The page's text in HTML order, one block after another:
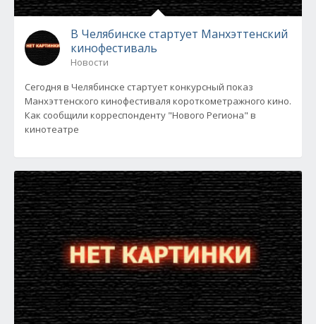
В Челябинске стартует Манхэттенский
кинофестиваль
Новости
Сегодня в Челябинске стартует конкурсный показ
Манхэттенского кинофестиваля короткометражного кино.
Как сообщили корреспонденту "Нового Региона" в
кинотеатре